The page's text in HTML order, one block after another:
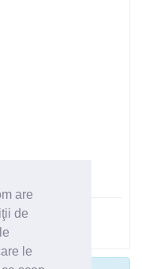
are
de
le